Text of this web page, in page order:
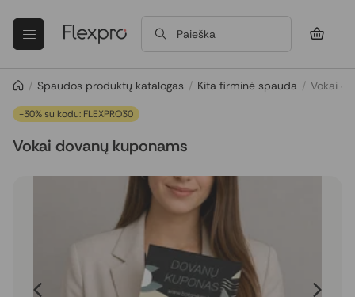
Paieška
/ Spaudos produktų katalogas / Kita firminė spauda / Vokai
-30% su kodu: FLEXPRO30
Vokai dovanų kuponams